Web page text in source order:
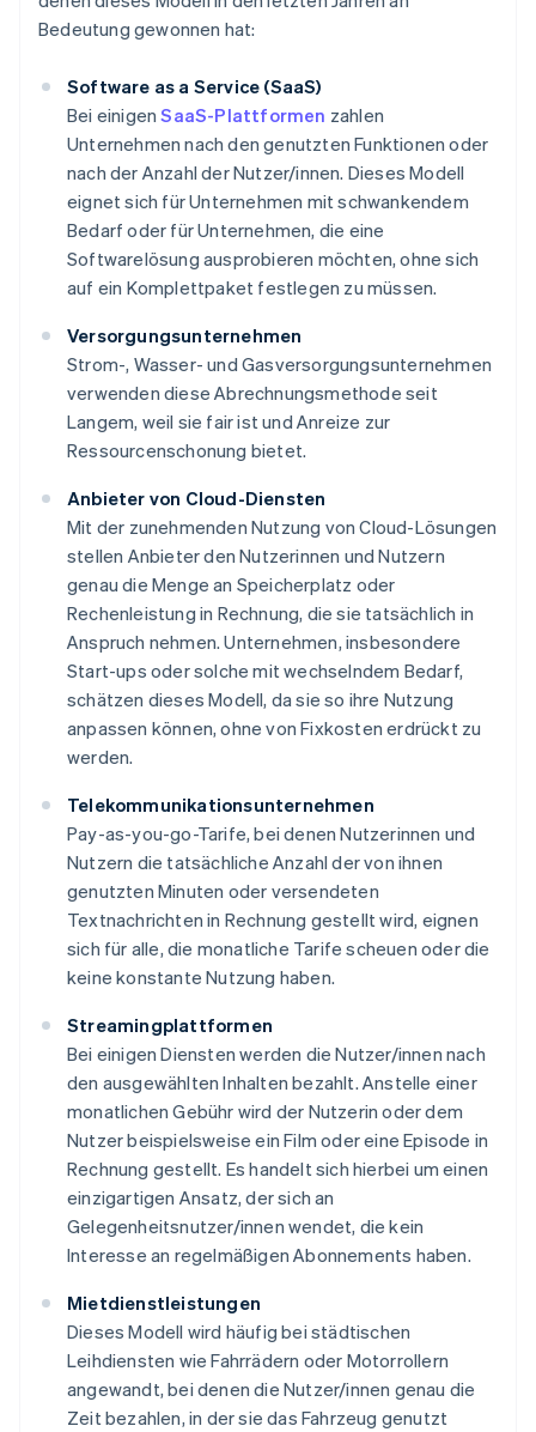
Bedeutung gewonnen hat:
Software as a Service (SaaS)
Bei einigenSaaS-Plattformen zahlen
Unternehmen nach den genutzten Funktionen oder
nach der Anzahl der Nutzer/innen. Dieses Modell
eignet sich für Unternehmen mit schwankendem
Bedarf oder für Unternehmen, die eine
Softwarelösung ausprobieren möchten, ohne sich
auf ein Komplettpaket festlegen zu müssen.
Versorgungsunternehmen
Strom-, Wasser- und Gasversorgungsunternehmen
verwenden diese Abrechnungsmethode seit
Langem, weil sie fair ist und Anreize zur
Ressourcenschonung bietet.
Anbieter von Cloud-Diensten
Mit der zunehmenden Nutzung von Cloud-Lösungen
stellen Anbieter den Nutzerinnen und Nutzern
genau die Menge an Speicherplatz oder
Rechenleistung in Rechnung, die sie tatsächlich in
Anspruch nehmen. Unternehmen, insbesondere
Start-ups oder solche mit wechselndem Bedarf,
schätzen dieses Modell, da sie so ihre Nutzung
anpassen können, ohne von Fixkosten erdrückt zu
werden.
Telekommunikationsunternehmen
Pay-as-you-go-Tarife, bei denen Nutzerinnen und
Nutzern die tatsächliche Anzahl der von ihnen
genutzten Minuten oder versendeten
Textnachrichten in Rechnung gestellt wird, eignen
sich für alle, die monatliche Tarife scheuen oder die
keine konstante Nutzung haben.
Streamingplattformen
Bei einigen Diensten werden die Nutzer/innen nach
den ausgewählten Inhalten bezahlt. Anstelle einer
monatlichen Gebühr wird der Nutzerin oder dem
Nutzer beispielsweise ein Film oder eine Episode in
Rechnung gestellt. Es handelt sich hierbei um einen
einzigartigen Ansatz, der sich an
Gelegenheitsnutzer/innen wendet, die kein
Interesse an regelmäßigen Abonnements haben.
Mietdienstleistungen
Dieses Modell wird häufig bei städtischen
Leihdiensten wie Fahrrädern oder Motorrollern
angewandt, bei denen die Nutzer/innen genau die
Zeit bezahlen, in der sie das Fahrzeug genutzt